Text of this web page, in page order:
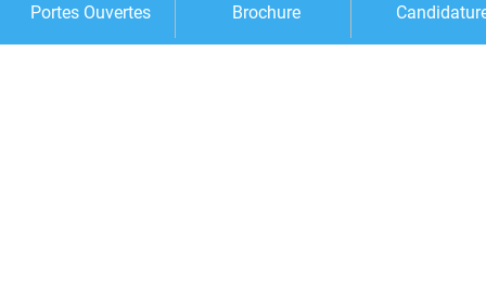
Portes Ouvertes Brochure